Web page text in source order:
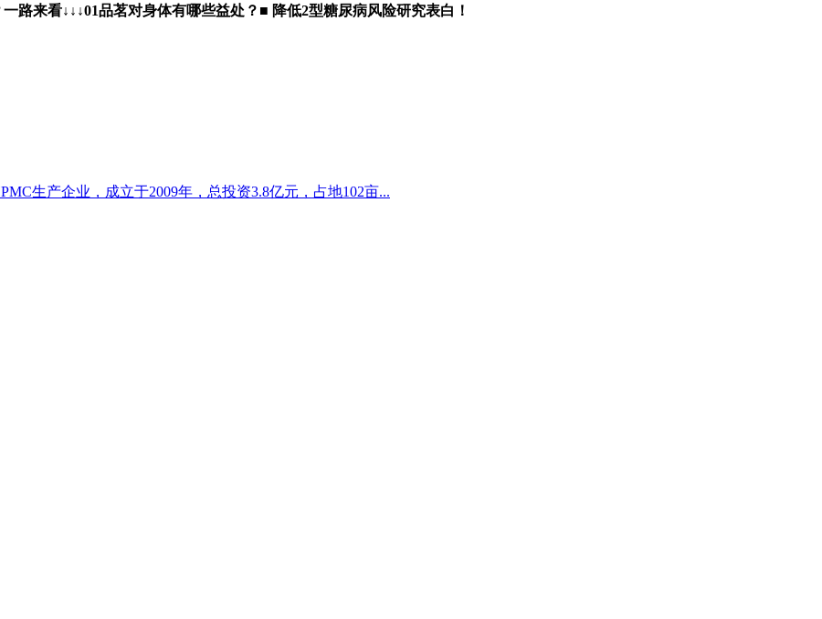
路来看↓↓↓01品茗对身体有哪些益处？■ 降低2型糖尿病风险研究表白！
生产企业，成立于2009年，总投资3.8亿元，占地102亩...